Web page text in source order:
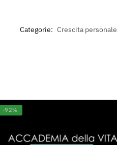
Categorie: Crescita personale
-92%